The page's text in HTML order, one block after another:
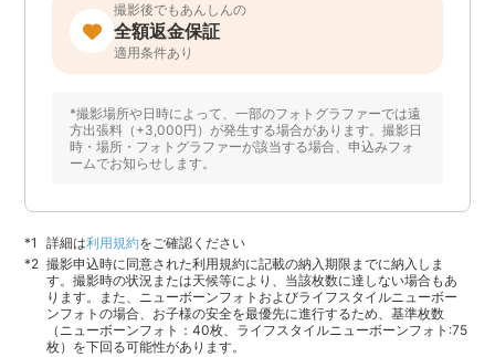
撮影後でもあんしんの
全額返金保証
適用条件あり
*撮影場所や日時によって、一部のフォトグラファーでは遠
方出張料（+3,000円）が発生する場合があります。撮影日
時・場所・フォトグラファーが該当する場合、申込みフォ
ームでお知らせします。
詳細は利用規約をご確認ください
撮影申込時に同意された利用規約に記載の納入期限までに納入しま
す。撮影時の状況または天候等により、当該枚数に達しない場合もあ
ります。また、ニューボーンフォトおよびライフスタイルニューボー
ンフォトの場合、お子様の安全を最優先に進行するため、基準枚数
（ニューボーンフォト：40枚、ライフスタイルニューボーンフォト:75
枚）を下回る可能性があります。